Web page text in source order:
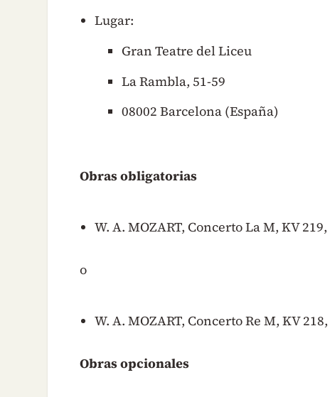
Lugar:
Gran Teatre del Liceu
La Rambla, 51-59
08002 Barcelona (España)
Obras obligatorias
W. A. MOZART, Concerto La M, KV
o
W. A. MOZART, Concerto Re M, KV
Obras opcionales